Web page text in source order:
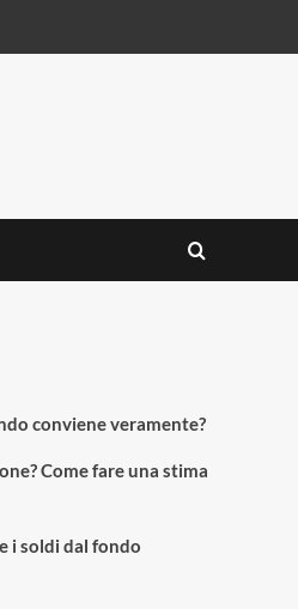
conviene veramente?
Come fare una stima
i soldi dal fondo